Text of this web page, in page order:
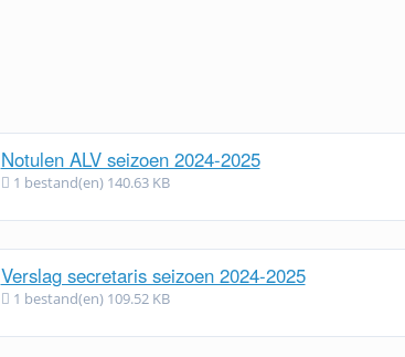
Notulen ALV seizoen 2024-2025
1 bestand(en) 140.63 KB
Verslag secretaris seizoen 2024-2025
1 bestand(en) 109.52 KB